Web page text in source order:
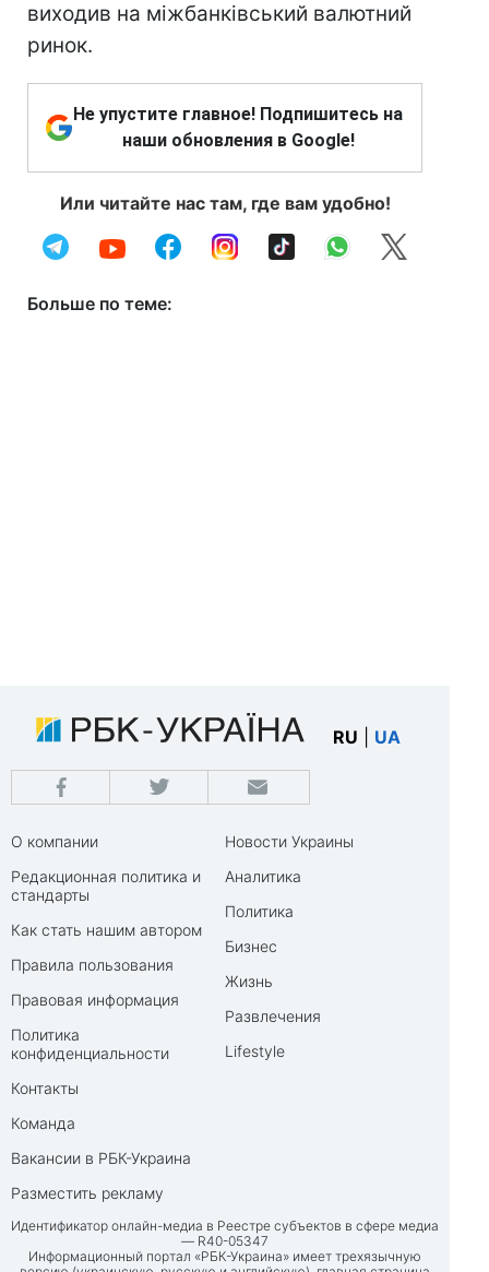
виходив на міжбанківський валютний
ринок.
Не упустите главное! Подпишитесь на
наши обновления в Google!
Или читайте нас там, где вам удобно!
Больше по теме:
RU UA
О компании
Редакционная политика и
стандарты
Как стать нашим автором
Правила пользования
Правовая информация
Политика
конфиденциальности
Контакты
Команда
Вакансии в РБК-Украина
Разместить рекламу
Новости Украины
Аналитика
Политика
Бизнес
Жизнь
Развлечения
Lifestyle
Идентификатор онлайн-медиа в Реестре субъектов в сфере медиа
— R40-05347
Информационный портал «РБК-Украина» имеет трехязычную